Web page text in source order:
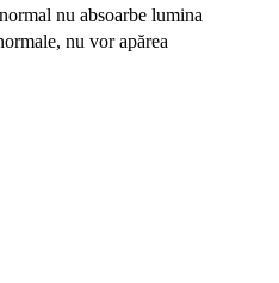
nu absoarbe lumina
nu vor apărea